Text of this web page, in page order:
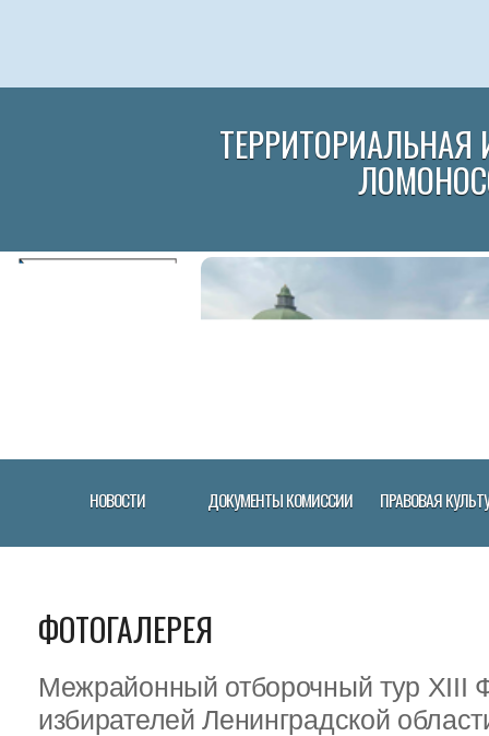
НОВОСТИ ДОКУМЕНТЫ КОМИССИИ ПРАВОВАЯ
ФОТОГАЛЕРЕЯ
Межрайонный отборочный тур XIII
избирателей Ленинградской